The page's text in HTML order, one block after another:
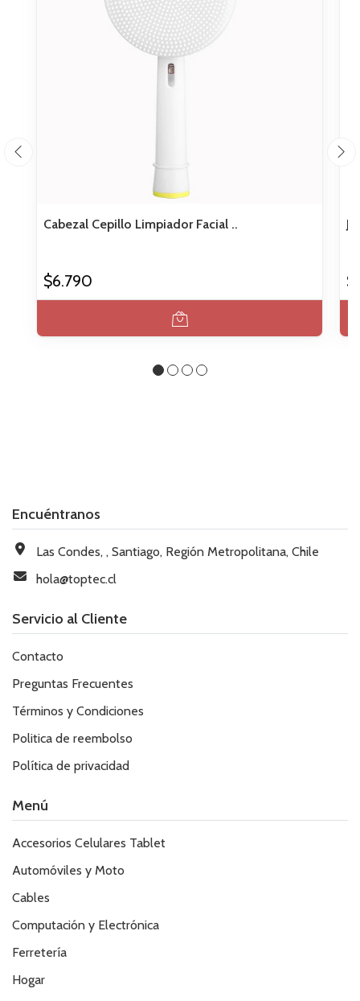
Cabezal Cepillo Limpiador Facial ..
$6.790
Encuéntranos
Las Condes, , Santiago, Región Metropolitana, Chile
hola@toptec.cl
Servicio al Cliente
Contacto
Preguntas Frecuentes
Términos y Condiciones
Politica de reembolso
Política de privacidad
Menú
Accesorios Celulares Tablet
Automóviles y Moto
Cables
Computación y Electrónica
Ferretería
Hogar